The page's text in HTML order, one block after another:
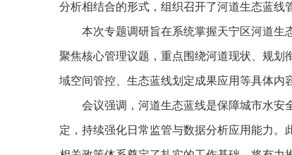
分析相结合的形式，组织召开了河道生态蓝线
本次专题调研旨在系统掌握天宁区河道生
聚焦核心管理议题，重点围绕河道现状、规
域空间管控、生态蓝线划定成果应用等具体内
会议强调，河道生态蓝线是保障城市水安
定，持续强化日常监管与数据分析应用能力